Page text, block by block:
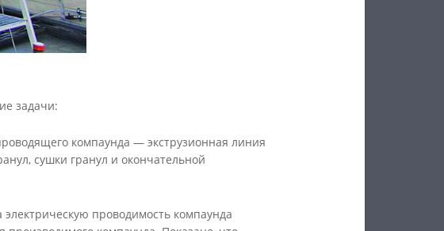
задачи:
компаунда — экструзионная линия
сушки гранул и окончательной
проводимость компаунда